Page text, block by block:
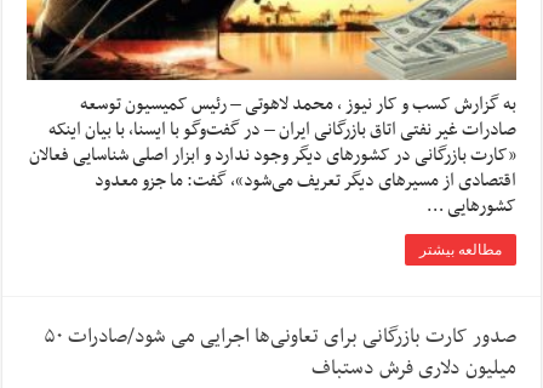
به گزارش کسب و کار نیوز ، محمد لاهوتی – رئیس کمیسیون توسعه
صادرات غیر نفتی اتاق بازرگانی ایران – در گفت‌وگو با ایسنا، با بیان اینکه
«کارت بازرگانی در کشورهای دیگر وجود ندارد و ابزار اصلی شناسایی فعالان
اقتصادی از مسیرهای دیگر تعریف می‌شود»، گفت: ما جزو معدود
کشورهایی …
مطالعه بیشتر
صدور کارت بازرگانی برای تعاونی‌ها اجرایی می شود/صادرات ۵۰
میلیون دلاری فرش دستباف